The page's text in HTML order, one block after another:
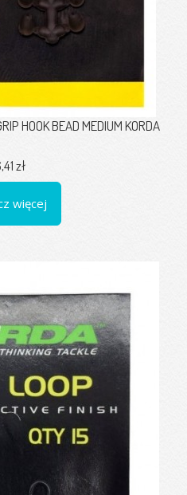
HOOK BEAD MEDIUM KORDA
zł
więcej